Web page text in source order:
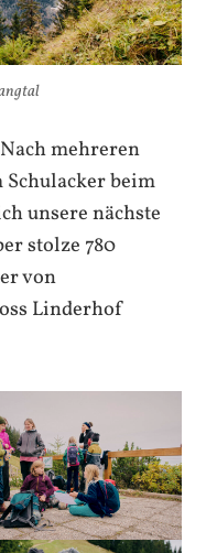
mehreren
Schulacker beim
unsere nächste
stolze 780
von
Linderhof